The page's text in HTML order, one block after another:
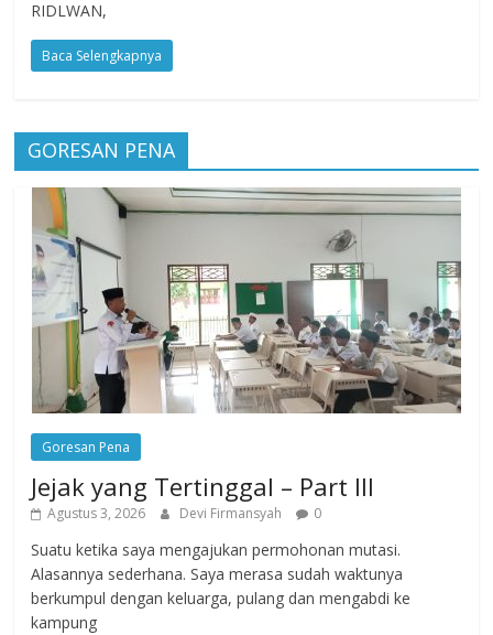
RIDLWAN,
Baca Selengkapnya
GORESAN PENA
Goresan Pena
Jejak yang Tertinggal – Part III
Agustus 3, 2026 Devi Firmansyah 0
Suatu ketika saya mengajukan permohonan mutasi.
Alasannya sederhana. Saya merasa sudah waktunya
berkumpul dengan keluarga, pulang dan mengabdi ke
kampung